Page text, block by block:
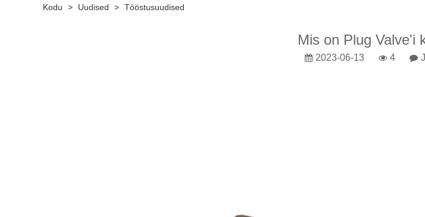
Kodu > Uudised > Tööstusuudised
Mis on Plug Valve'i
2023-06-13 4